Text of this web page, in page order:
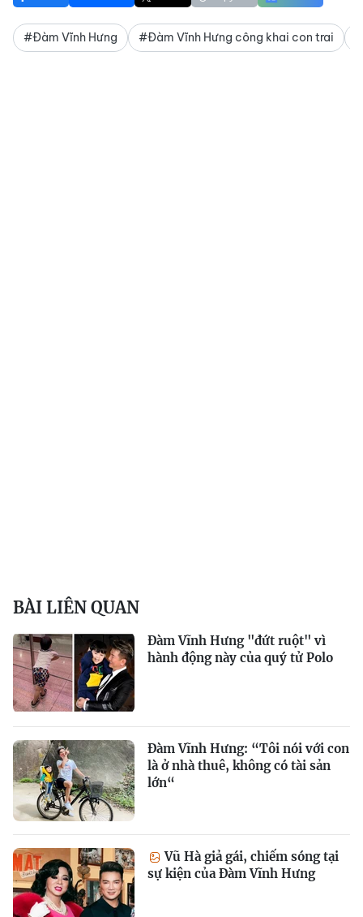
#Đàm Vĩnh Hưng #Đàm Vĩnh Hưng công khai con trai
BÀI LIÊN QUAN
Đàm Vĩnh Hưng "đứt ruột" vì
hành động này của quý tử Polo
Đàm Vĩnh Hưng: “Tôi nói với con
là ở nhà thuê, không có tài sản
lớn“
Vũ Hà giả gái, chiếm sóng tại
sự kiện của Đàm Vĩnh Hưng